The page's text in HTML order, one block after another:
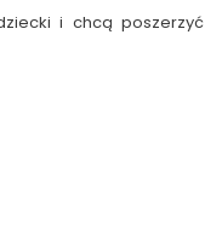
i chcą poszerzyć